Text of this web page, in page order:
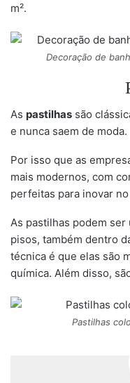
m².
Decoração de
As pastilhas são
e nunca saem de moda.
Por isso que as
mais modernos, com
perfeitas para inovar
As pastilhas podem
pisos, também dentro
técnica é que elas são
química. Além disso,
Pastilhas